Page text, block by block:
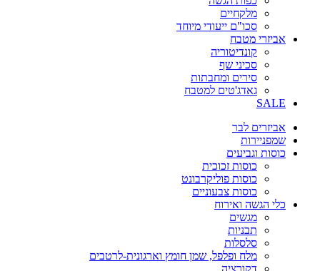
מלקחיים
סכו"ם ייעודי מיוחד
אביזרי מטבח
קונדיטוריה
סכיני שף
סירים ומחבתות
גאדג'טים למטבח
SALE
אביזרים לבר
שמפניירות
כוסות וגביעים
כוסות זכוכית
כוסות פוליקרבונט
כוסות צבעוניים
כלי הגשה ואירוח
מגשים
תבניות
סלסלות
מלח ופלפל, שמן חומץ וארגונית-לרטבים
דקורציה